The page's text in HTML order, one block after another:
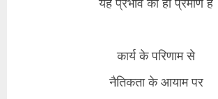
​कार्य के परिणाम से
नैतिकता के आयाम पर